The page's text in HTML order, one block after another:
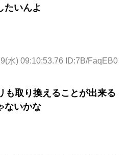
たいんよ
水) 09:10:53.76 ID:7B/FaqEB0
も取り換えることが出来る
ないかな